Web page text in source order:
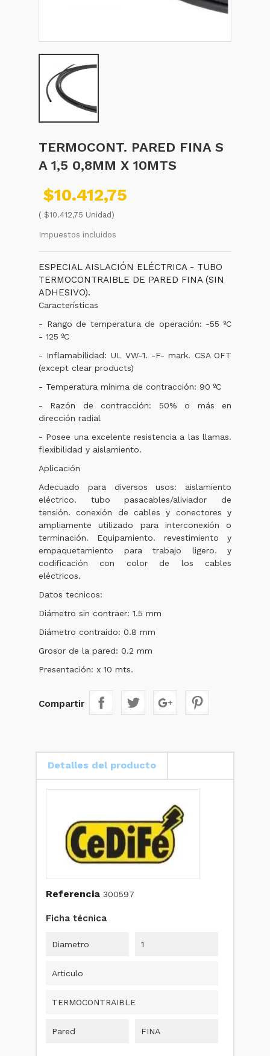
TERMOCONT. PARED FINA S
A 1,5 0,8MM X 10MTS
$10.412,75
( $10.412,75 Unidad)
Impuestos incluidos
ESPECIAL AISLACIÓN ELÉCTRICA - TUBO
TERMOCONTRAIBLE DE PARED FINA (SIN
ADHESIVO).
Características
- Rango de temperatura de operación: -55 ºC
- 125 ºC
- Inflamabilidad: UL VW-1. -F- mark. CSA OFT
(except clear products)
- Temperatura mínima de contracción: 90 ºC
- Razón de contracción: 50% o más en
dirección radial
- Posee una excelente resistencia a las llamas.
flexibilidad y aislamiento.
Aplicación
Adecuado para diversos usos: aislamiento
eléctrico. tubo pasacables/aliviador de
tensión. conexión de cables y conectores y
ampliamente utilizado para interconexión o
terminación. Equipamiento. revestimiento y
empaquetamiento para trabajo ligero. y
codificación con color de los cables
eléctricos.
Datos tecnicos:
Diámetro sin contraer: 1.5 mm
Diámetro contraido: 0.8 mm
Grosor de la pared: 0.2 mm
Presentación: x 10 mts.
Compartir
Detalles del producto
Referencia 300597
Ficha técnica
Diametro 1
Articulo
TERMOCONTRAIBLE
Pared FINA